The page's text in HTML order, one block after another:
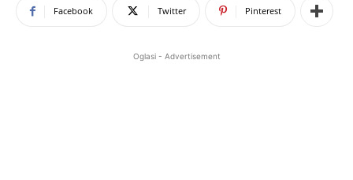
Facebook Twitter Pinterest
Oglasi - Advertisement